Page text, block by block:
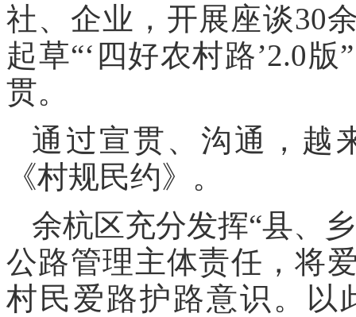
社、企业，开展座谈30
起草“‘四好农村路’2.0
贯。
通过宣贯、沟通，越
《村规民约》。
余杭区充分发挥“县、
公路管理主体责任，将
村民爱路护路意识。以